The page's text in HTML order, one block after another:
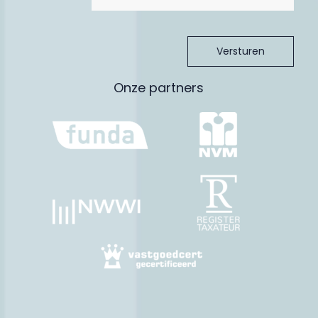
Meetinstructie is gebaseerd op de NEN2580. De Meetinstructie
passen voor het geven van een indicatie van de
gebruiksoppervlakte. De Meetinstructie sluit verschillen in
meetuitkomsten niet volledig uit, door bijvoorbeeld
interpretatieverschillen, afrondingen of beperkingen bij het
De verstrekte gegevens in deze brochure zijn met zorg
samengesteld. Voor de juistheid van de informatie zijn wij in
belangrijke mate afhankelijk van derden en aanvaarden wij,
noch de verkoper, enige aansprakelijkheid. De opgegeven
maten zijn circa-maten. De verstrekte informatie is van
Onze partners